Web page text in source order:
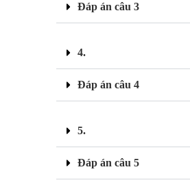
Đáp án câu 3
4.
Đáp án câu 4
5.
Đáp án câu 5